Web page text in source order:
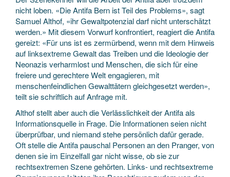
nicht loben. «Die Antifa Bern ist Teil des Problems», sagt
Samuel Althof, «ihr Gewaltpotenzial darf nicht unterschätzt
werden.» Mit diesem Vorwurf konfrontiert, reagiert die Antifa
gereizt: «Für uns ist es zermürbend, wenn mit dem Hinweis
auf linksextreme Gewalt das Treiben und die Ideologie der
Neonazis verharmlost und Menschen, die sich für eine
freiere und gerechtere Welt engagieren, mit
menschenfeindlichen Gewalttätern gleichgesetzt werden»,
teilt sie schriftlich auf Anfrage mit.
Althof stellt aber auch die Verlässlichkeit der Antifa als
Informationsquelle in Frage. Die Informationen seien nicht
überprüfbar, und niemand stehe persönlich dafür gerade.
Oft stelle die Antifa pauschal Personen an den Pranger, von
denen sie im Einzelfall gar nicht wisse, ob sie zur
rechtsextremen Szene gehörten. Links- und rechtsextreme